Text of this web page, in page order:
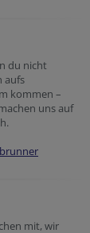
du nicht
aufs
kommen –
uns auf
mit, wir